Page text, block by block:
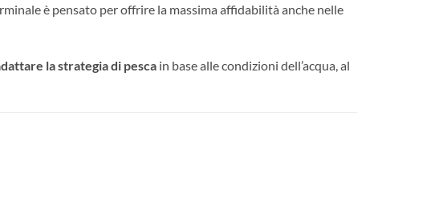
è pensato per offrire la massima affidabilità anche nelle
la strategia di pesca in base alle condizioni dell’acqua, al